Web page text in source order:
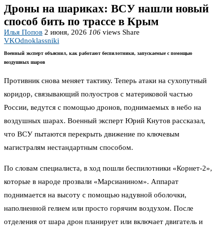
Дроны на шариках: ВСУ нашли новый
способ бить по трассе в Крым
Илья Попов 2 июня, 2026 106 views Share
VKOdnoklassniki
Военный эксперт объяснил, как работают беспилотники, запускаемые с помощью
воздушных шаров
Противник снова меняет тактику. Теперь атаки на сухопутный
коридор, связывающий полуостров с материковой частью
России, ведутся с помощью дронов, поднимаемых в небо на
воздушных шарах. Военный эксперт Юрий Кнутов рассказал,
что ВСУ пытаются перекрыть движение по ключевым
магистралям нестандартным способом.
По словам специалиста, в ход пошли беспилотники «Корнет-2»,
которые в народе прозвали «Марсианином». Аппарат
поднимается на высоту с помощью надувной оболочки,
наполненной гелием или просто горячим воздухом. После
отделения от шара дрон планирует или включает двигатель и